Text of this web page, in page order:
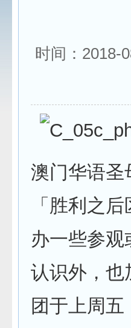
时间：2018-
澳门华语圣
「胜利之
办一些参
认识外，也
团于上周